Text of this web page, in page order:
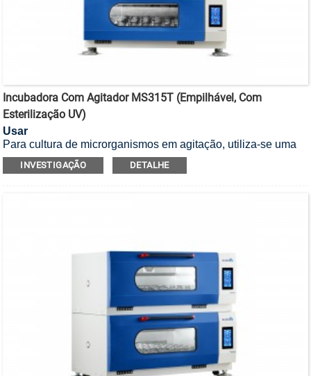
Incubadora Com Agitador MS315T (empilhável, Com
Esterilização UV)
Usar
Para cultura de microrganismos em agitação, utiliza-se uma
incubadora agitadora empilhável com esterilização UV.
INVESTIGAÇÃO DETALHE